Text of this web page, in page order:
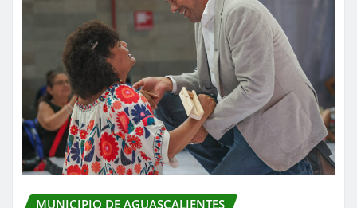
MUNICIPIO DE AGUASCALIENTES